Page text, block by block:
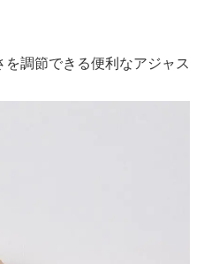
調節できる便利なアジャス